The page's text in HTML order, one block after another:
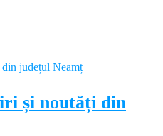
și noutăți din